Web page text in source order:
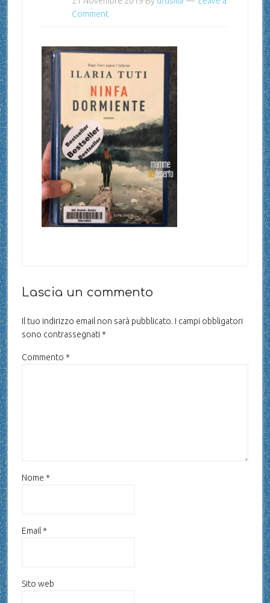
Comment
Lascia un commento
Il tuo indirizzo email non sarà pubblicato. I campi obbligatori
sono contrassegnati *
Commento *
Nome *
Email *
Sito web